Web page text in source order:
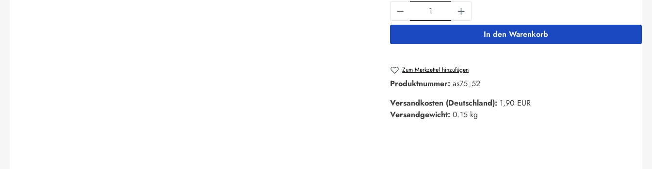
Produkt Anzahl: Gib den gewünschten Wert ein
In den Warenkorb
Zum Merkzettel hinzufügen
Produktnummer: as75_52
Versandkosten (Deutschland): 1,90 EUR
Versandgewicht: 0.15 kg